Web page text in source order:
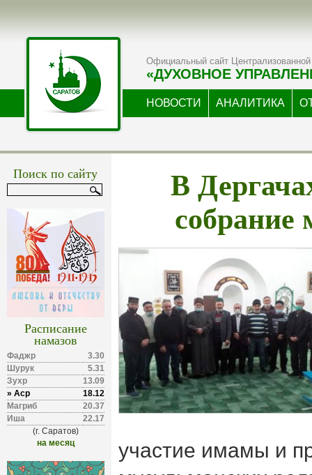
Официальный сайт Централизованной
«ДУХОВНОЕ
НОВОСТИ АНАЛИТИКА
Поиск по сайту
Расписание
намазов
Фаджр
3.30
Шурук
5.31
Зухр
13.09
» Аср
18.12
Магриб
20.37
Иша
22.17
(г. Саратов)
на месяц
В
собрание
участие имамы и